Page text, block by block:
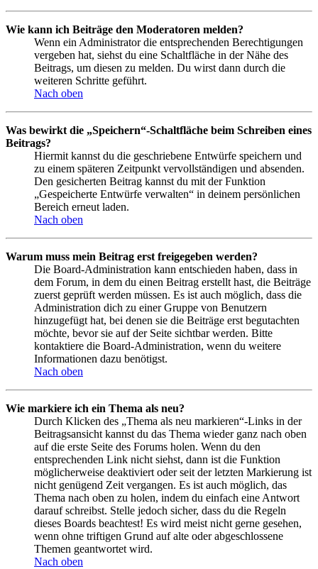
Wie kann ich Beiträge den Moderatoren melden?
Wenn ein Administrator die entsprechenden Berechtigungen
vergeben hat, siehst du eine Schaltfläche in der Nähe des
Beitrags, um diesen zu melden. Du wirst dann durch die
weiteren Schritte geführt.
Nach oben
Was bewirkt die „Speichern“-Schaltfläche beim Schreiben eines
Beitrags?
Hiermit kannst du die geschriebene Entwürfe speichern und
zu einem späteren Zeitpunkt vervollständigen und absenden.
Den gesicherten Beitrag kannst du mit der Funktion
„Gespeicherte Entwürfe verwalten“ in deinem persönlichen
Bereich erneut laden.
Nach oben
Warum muss mein Beitrag erst freigegeben werden?
Die Board-Administration kann entschieden haben, dass in
dem Forum, in dem du einen Beitrag erstellt hast, die Beiträge
zuerst geprüft werden müssen. Es ist auch möglich, dass die
Administration dich zu einer Gruppe von Benutzern
hinzugefügt hat, bei denen sie die Beiträge erst begutachten
möchte, bevor sie auf der Seite sichtbar werden. Bitte
kontaktiere die Board-Administration, wenn du weitere
Informationen dazu benötigst.
Nach oben
Wie markiere ich ein Thema als neu?
Durch Klicken des „Thema als neu markieren“-Links in der
Beitragsansicht kannst du das Thema wieder ganz nach oben
auf die erste Seite des Forums holen. Wenn du den
entsprechenden Link nicht siehst, dann ist die Funktion
möglicherweise deaktiviert oder seit der letzten Markierung ist
nicht genügend Zeit vergangen. Es ist auch möglich, das
Thema nach oben zu holen, indem du einfach eine Antwort
darauf schreibst. Stelle jedoch sicher, dass du die Regeln
dieses Boards beachtest! Es wird meist nicht gerne gesehen,
wenn ohne triftigen Grund auf alte oder abgeschlossene
Themen geantwortet wird.
Nach oben